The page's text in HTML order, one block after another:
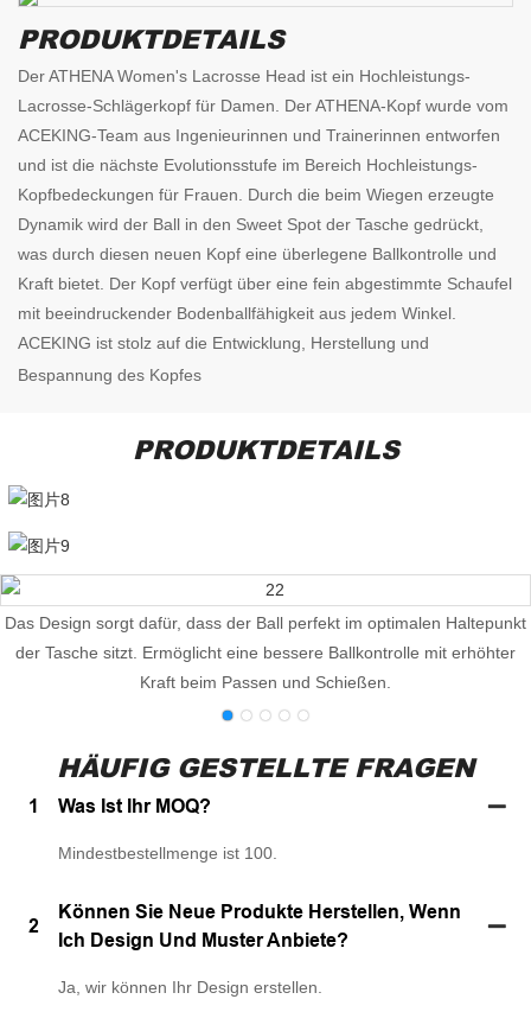
PRODUKTDETAILS
Der ATHENA Women's Lacrosse Head ist ein Hochleistungs-
Lacrosse-Schlägerkopf für Damen. Der ATHENA-Kopf wurde vom
ACEKING-Team aus Ingenieurinnen und Trainerinnen entworfen
und ist die nächste Evolutionsstufe im Bereich Hochleistungs-
Kopfbedeckungen für Frauen. Durch die beim Wiegen erzeugte
Dynamik wird der Ball in den Sweet Spot der Tasche gedrückt,
was durch diesen neuen Kopf eine überlegene Ballkontrolle und
Kraft bietet. Der Kopf verfügt über eine fein abgestimmte Schaufel
mit beeindruckender Bodenballfähigkeit aus jedem Winkel.
ACEKING ist stolz auf die Entwicklung, Herstellung und
Bespannung des Kopfes
PRODUKTDETAILS
Das Design sorgt dafür, dass der Ball perfekt im optimalen Haltepunkt
der Tasche sitzt. Ermöglicht eine bessere Ballkontrolle mit erhöhter
Kraft beim Passen und Schießen.
HÄUFIG GESTELLTE FRAGEN
1 Was Ist Ihr MOQ?
Mindestbestellmenge ist 100.
2
Können Sie Neue Produkte Herstellen, Wenn
Ich Design Und Muster Anbiete?
Ja, wir können Ihr Design erstellen.